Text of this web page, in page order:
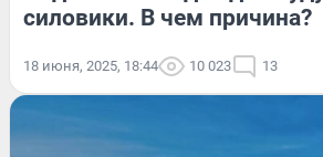
силовики. В чем причина?
18 июня, 2025, 18:44 10 023 13